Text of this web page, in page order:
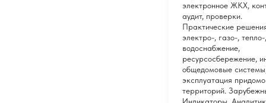
электронное ЖКХ,
аудит, проверки.
Практические
электро-, газо-, тепло-,
водоснабжение,
ресурсосбережение,
общедомовые
эксплуатация
территорий.